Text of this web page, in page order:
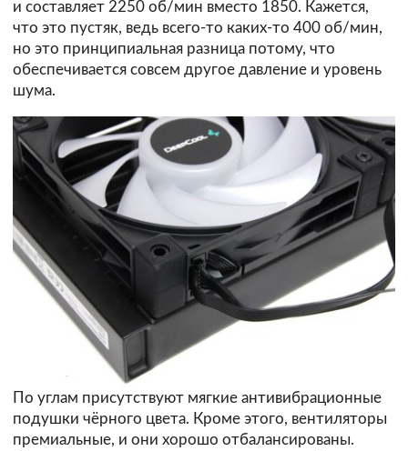
и составляет 2250 об/мин вместо 1850. Кажется,
что это пустяк, ведь всего-то каких-то 400 об/мин,
но это принципиальная разница потому, что
обеспечивается совсем другое давление и уровень
шума.
По углам присутствуют мягкие антивибрационные
подушки чёрного цвета. Кроме этого, вентиляторы
премиальные, и они хорошо отбалансированы.